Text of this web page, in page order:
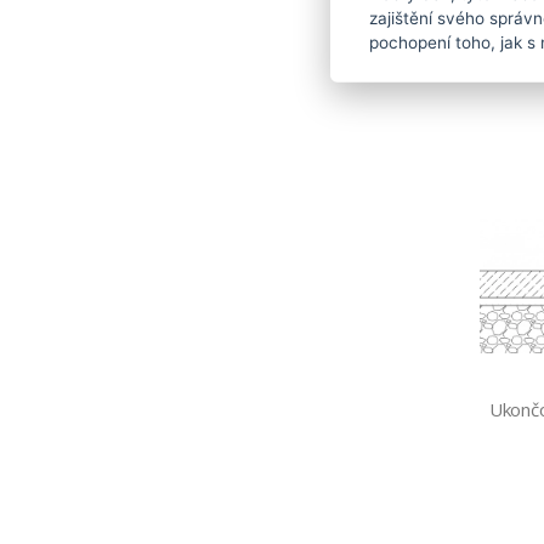
zajištění svého
pochopení toho, jak